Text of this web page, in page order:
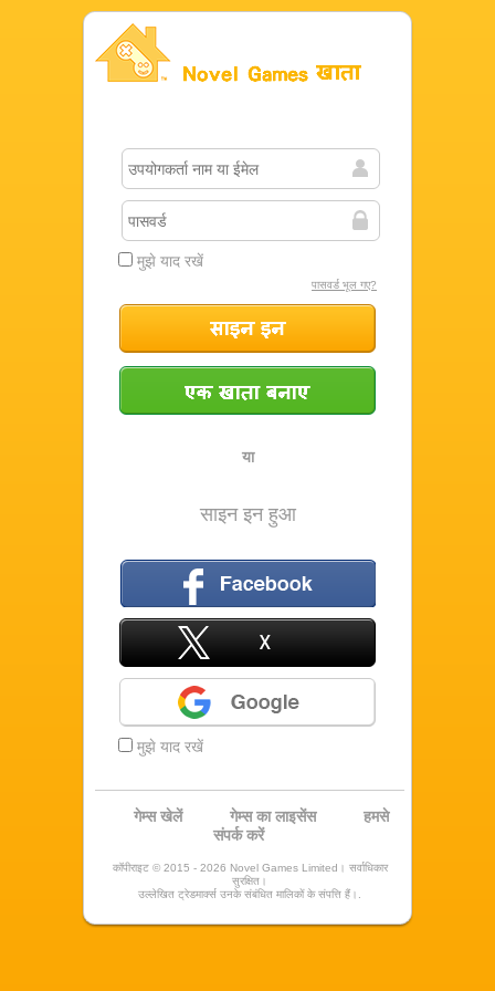
मुझे याद रखें
पासवर्ड भूल गए?
या
साइन इन हुआ
फ़ेसबुक
X
Google
मुझे याद रखें
गेम्स खेलें गेम्स का लाइसेंस
हमसे
संपर्क करें
कॉपीराइट © 2015 - 2026 Novel Games Limited। सर्वाधिकार
सुरक्षित।
उल्लेखित ट्रेडमार्क्स उनके संबंधित मालिकों के संपत्ति हैं।.